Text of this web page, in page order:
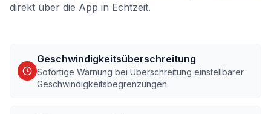
direkt über die App in Echtzeit.
Geschwindigkeitsüberschreitung
Sofortige Warnung bei Überschreitung einstellbarer
Geschwindigkeitsbegrenzungen.